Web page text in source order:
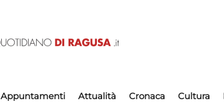
Appuntamenti Attualità Cronaca Cultura